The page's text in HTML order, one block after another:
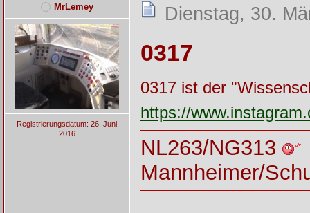
MrLemey
Registrierungsdatum: 26. Juni
2016
Dienstag, 30.
0317
0317 ist der
https://
NL263/NG313
Mannheimer/